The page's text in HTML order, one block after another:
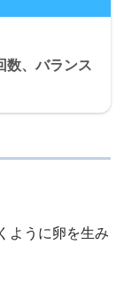
数、バランス
ように卵を生み